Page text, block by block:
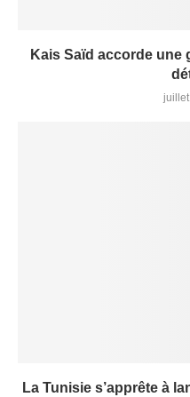
Kais Saïd accorde une
La Tunisie s’apprête à